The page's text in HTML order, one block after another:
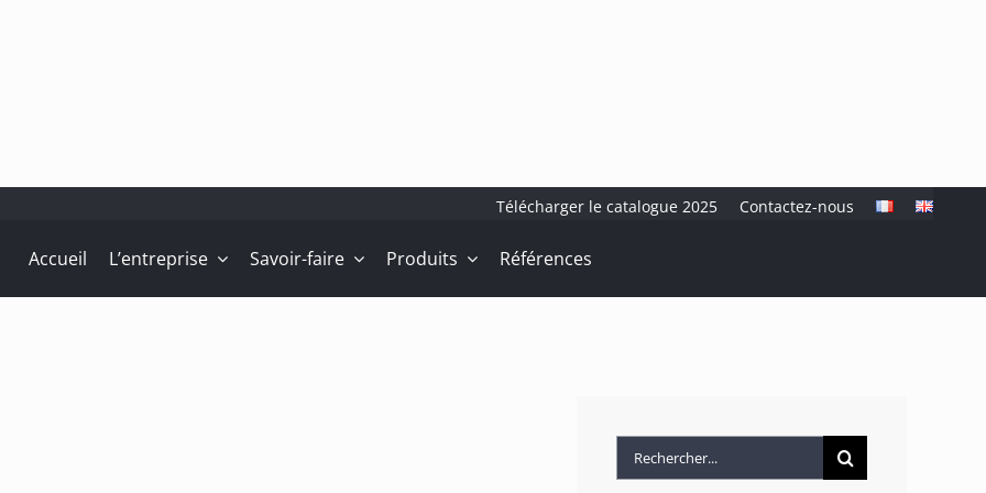
Télécharger le catalogue 2025 Contactez-nous
Accueil L’entreprise Savoir-faire Produits Références
Rechercher: